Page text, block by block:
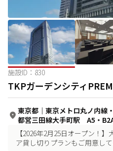
施設ID： 830
TKPガーデンシティ
東京都 ｜ 東京メトロ丸ノ内線
都営三田線大手町駅 A5・
【2026年2月25日オープン！
ア貸し切りプランもご用意して